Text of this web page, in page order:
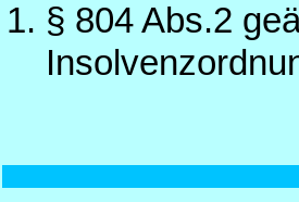
§ 804 Abs.2